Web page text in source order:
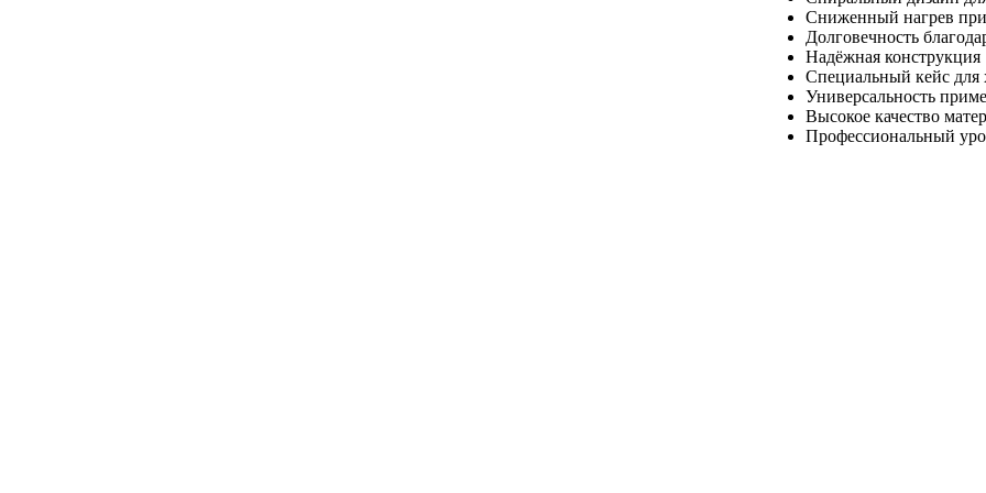
Сниженный нагрев при
Долговечность
Надёжная конструкция
Специальный кейс для
Универсальность
Высокое качество
Профессиональный